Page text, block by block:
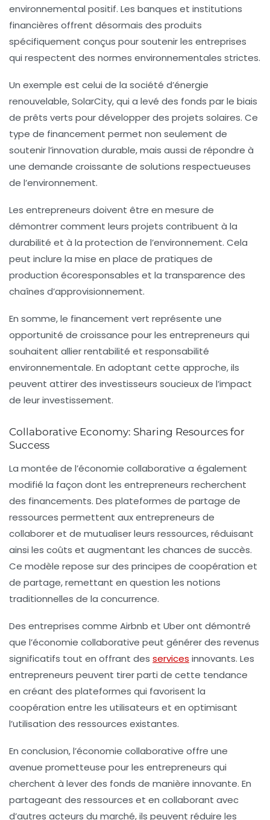
environnemental positif. Les banques et institutions
financières offrent désormais des produits
spécifiquement conçus pour soutenir les entreprises
qui respectent des normes environnementales strictes.
Un exemple est celui de la société d’énergie
renouvelable, SolarCity, qui a levé des fonds par le biais
de prêts verts pour développer des projets solaires. Ce
type de financement permet non seulement de
soutenir l’innovation durable, mais aussi de répondre à
une demande croissante de solutions respectueuses
de l’environnement.
Les entrepreneurs doivent être en mesure de
démontrer comment leurs projets contribuent à la
durabilité et à la protection de l’environnement. Cela
peut inclure la mise en place de pratiques de
production écoresponsables et la transparence des
chaînes d’approvisionnement.
En somme, le financement vert représente une
opportunité de croissance pour les entrepreneurs qui
souhaitent allier rentabilité et responsabilité
environnementale. En adoptant cette approche, ils
peuvent attirer des investisseurs soucieux de l’impact
de leur investissement.
Collaborative Economy: Sharing Resources for
Success
La montée de l’économie collaborative a également
modifié la façon dont les entrepreneurs recherchent
des financements. Des plateformes de partage de
ressources permettent aux entrepreneurs de
collaborer et de mutualiser leurs ressources, réduisant
ainsi les coûts et augmentant les chances de succès.
Ce modèle repose sur des principes de coopération et
de partage, remettant en question les notions
traditionnelles de la concurrence.
Des entreprises comme Airbnb et Uber ont démontré
que l’économie collaborative peut générer des revenus
significatifs tout en offrant des services innovants. Les
entrepreneurs peuvent tirer parti de cette tendance
en créant des plateformes qui favorisent la
coopération entre les utilisateurs et en optimisant
l’utilisation des ressources existantes.
En conclusion, l’économie collaborative offre une
avenue prometteuse pour les entrepreneurs qui
cherchent à lever des fonds de manière innovante. En
partageant des ressources et en collaborant avec
d’autres acteurs du marché, ils peuvent réduire les